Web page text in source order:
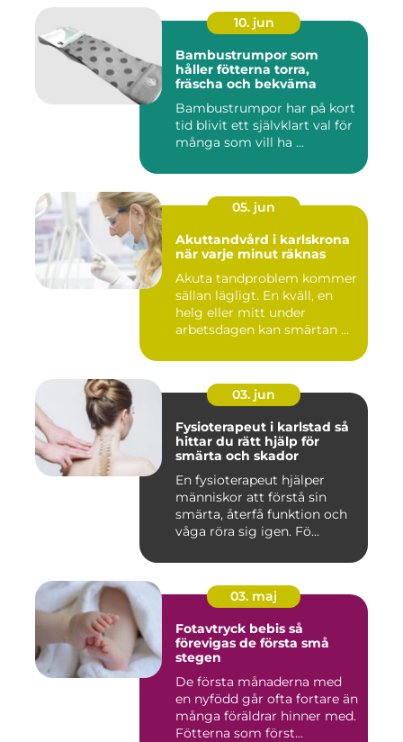
10. jun
Bambustrumpor som
håller fötterna torra,
fräscha och bekväma
Bambustrumpor har på kort
tid blivit ett självklart val för
många som vill ha ...
05. jun
Akuttandvård i karlskrona
när varje minut räknas
Akuta tandproblem kommer
sällan lägligt. En kväll, en
helg eller mitt under
arbetsdagen kan smärtan ...
03. jun
Fysioterapeut i karlstad så
hittar du rätt hjälp för
smärta och skador
En fysioterapeut hjälper
människor att förstå sin
smärta, återfå funktion och
våga röra sig igen. Fö...
03. maj
Fotavtryck bebis så
förevigas de första små
stegen
De första månaderna med
en nyfödd går ofta fortare än
många föräldrar hinner med.
Fötterna som först...